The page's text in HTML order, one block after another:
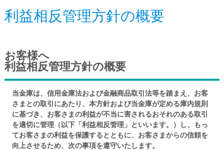
お金をかりる
手数料一覧
保険商品
利益相反管理方針の概要
お客様へ
利益相反管理方針の概要
当金庫は、信用金庫法および金融商品取引法等を踏まえ、お客
さまとの取引にあたり、本方針および当金庫が定める庫内規則
に基づき、お客さまの利益が不当に害されるおそれのある取引
を適切に管理（以下「利益相反管理」といいます。）し、もっ
てお客さまの利益を保護するとともに、お客さまからの信頼を
向上させるため、次の事項を遵守いたします。